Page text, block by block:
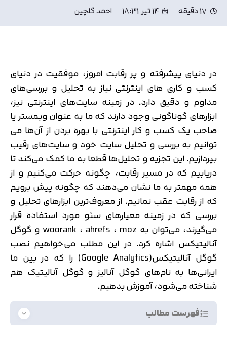
17 دقیقه 14 تیر, 18:31 احمد گلچین
در دنیای پیشرفته و پر رقابت امروز، موفقیت در دنیای
کسب و کاری های اینترنتی نیاز به تحلیل و بررسی‌های
مداوم و دقیق دارد. در زمینه سایت‌های اینترنتی نیز،
ابزارهای گوناگونی وجود دارند که ما به عنوان وبمستر یا
صاحب یک کسب و کار اینترنتی با بهره بردن از آن‌ها می
توانیم به بررسی و تحلیل سایت خود و سایت‌های رقیب
بپردازیم. این تجزیه و تحلیل‌ها قطعا به ما کمک می‌کند تا
دریابیم که در مسیر رقابت، چگونه حرکت می‌کنیم و از
همه مهمتر به ما نشان می‌دهند که چگونه پیش برویم
که از رقابت عقب نمانیم. از معروف‌ترین ابزارهای تحلیل و
بررسی که در زمینه معیارهای سئو مورد استفاده قرار
می‌گیرند، می‌توان به woorank ، ahrefs ، moz و گوگل
آنالیتیکس اشاره کرد. در این مطلب می‌خواهیم نصب
گوگل آنالیتیکس(Google Analytics) را که در بین ما
ایرانی‌ها به نام‌های گوگل آنالیز و گوگل آنالیتیک هم
شناخته می‌شود، آموزش بدهیم.
فهرست مطالب